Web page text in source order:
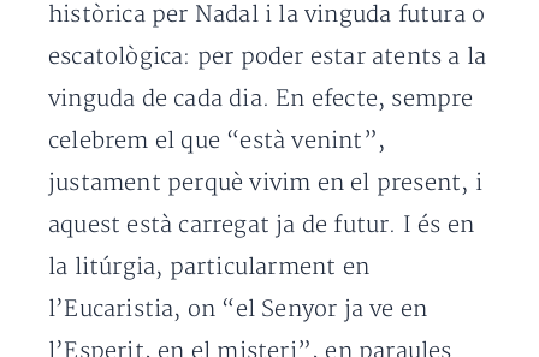
històrica per Nadal i la vinguda futura o
escatològica: per poder estar atents a la
vinguda de cada dia. En efecte, sempre
celebrem el que “està venint”,
justament perquè vivim en el present, i
aquest està carregat ja de futur. I és en
la litúrgia, particularment en
l’Eucaristia, on “el Senyor ja ve en